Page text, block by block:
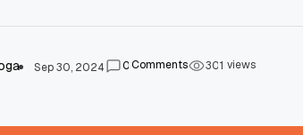
Sep 30, 2024 0Comments 301 views